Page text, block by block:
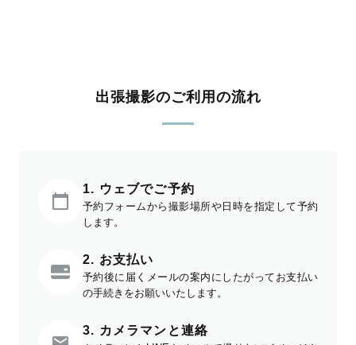
出張撮影のご利用の流れ
1. ウェブでご予約
予約フォームから撮影場所や日時を指定して予約
します。
2. お支払い
予約後に届くメールの案内にしたがってお支払い
の手続きをお願いいたします。
3. カメラマンと連絡